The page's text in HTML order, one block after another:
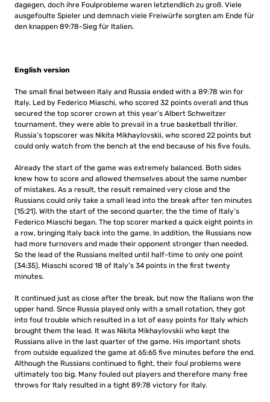
dagegen, doch ihre Foulprobleme waren letztendlich zu groß. Viele
ausgefoulte Spieler und demnach viele Freiwürfe sorgten am Ende für
den knappen 89:78-Sieg für Italien.
English version
The small final between Italy and Russia ended with a 89:78 win for
Italy. Led by Federico Miaschi, who scored 32 points overall and thus
secured the top scorer crown at this year’s Albert Schweitzer
tournament, they were able to prevail in a true basketball thriller.
Russia’s topscorer was Nikita Mikhaylovskii, who scored 22 points but
could only watch from the bench at the end because of his five fouls.
Already the start of the game was extremely balanced. Both sides
knew how to score and allowed themselves about the same number
of mistakes. As a result, the result remained very close and the
Russians could only take a small lead into the break after ten minutes
(15:21). With the start of the second quarter, the the time of Italy’s
Federico Miaschi began. The top scorer marked a quick eight points in
a row, bringing Italy back into the game. In addition, the Russians now
had more turnovers and made their opponent stronger than needed.
So the lead of the Russians melted until half-time to only one point
(34:35). Miaschi scored 18 of Italy’s 34 points in the first twenty
minutes.
It continued just as close after the break, but now the Italians won the
upper hand. Since Russia played only with a small rotation, they got
into foul trouble which resulted in a lot of easy points for Italy which
brought them the lead. It was Nikita Mikhaylovskii who kept the
Russians alive in the last quarter of the game. His important shots
from outside equalized the game at 65:65 five minutes before the end.
Although the Russians continued to fight, their foul problems were
ultimately too big. Many fouled out players and therefore many free
throws for Italy resulted in a tight 89:78 victory for Italy.